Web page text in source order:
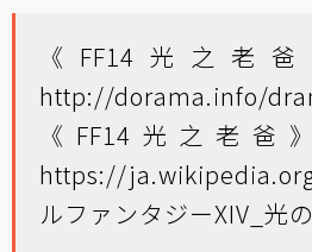
《FF14光之老
http://dorama.info/
《FF14光之老爸
https://
ルファンタジーXIV_光